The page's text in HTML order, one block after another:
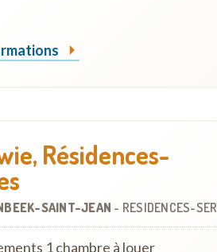
Résidences-
SAINT-JEAN - RÉSIDENCES-SERVICES
1 chambre à louer